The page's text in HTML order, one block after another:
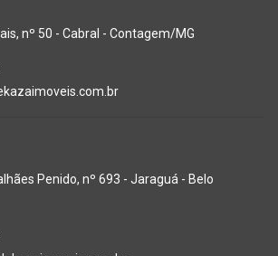
nº 50 - Cabral - Contagem/MG
Penido, nº 693 - Jaraguá - Belo